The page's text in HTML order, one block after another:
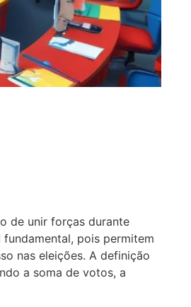
de unir forças durante
pois permitem
nas eleições. A definição
a soma de votos, a